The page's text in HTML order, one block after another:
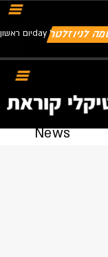
לניוזלטר
יום ראשוןday | 09.08.2026
News